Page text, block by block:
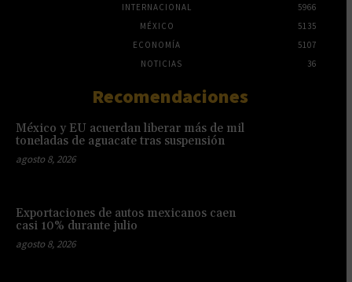
INTERNACIONAL
5966
MÉXICO
5135
ECONOMÍA
5107
NOTICIAS
36
Recomendaciones
México y EU acuerdan liberar más de mil
toneladas de aguacate tras suspensión
agosto 8, 2026
Exportaciones de autos mexicanos caen
casi 10% durante julio
agosto 8, 2026